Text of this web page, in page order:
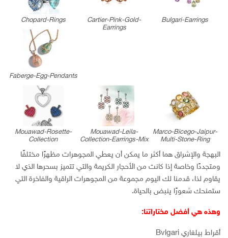
Bulgari-Earrings
Cartier-Pink-Gold-
Earrings
Chopard-Rings
Faberge-Egg-Pendants
Marco-Bicego-Jaipur-
Multi-Stone-Ring
Mouawad-Leila-
Collection-Earrings-Mix
Mouawad-Rosette-
Collection
البهجة والإشراق هما أكثر ما يمكن أن يعطي المجوهرات مظهرًا مختلفًا
ومتجددًا وخاصة إذا كانت من الأحجار الكريمة والتي تتميز بسحرها الذي لا
يقاوم لذا، قدمنا لك اليوم مجموعة من المجوهرات الراقية والفاخرة التي
ستمنحك شعورًا ينبض بالحياة.
وهذه هي أفضل مختاراتنا:
أقراط بيلغاري Bvlgari